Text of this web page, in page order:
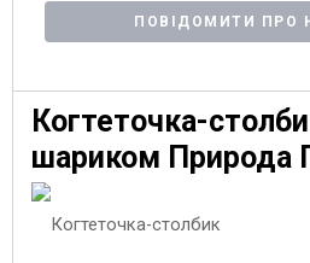
ПОВІДОМИТИ ПРО
Когтеточка-
шариком Природа